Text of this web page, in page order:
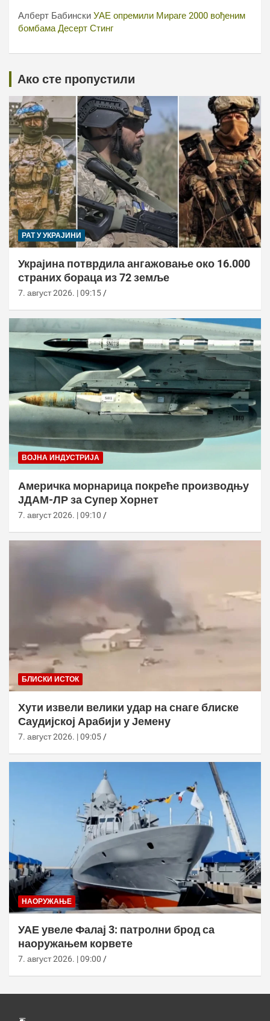
Алберт Бабински УАЕ опремили Мираге 2000 вођеним
бомбама Десерт Стинг
Ако сте пропустили
РАТ У УКРАЈИНИ
Украјина потврдила ангажовање око 16.000
страних бораца из 72 земље
7. август 2026. | 09:15
ВОЈНА ИНДУСТРИЈА
Америчка морнарица покреће производњу
ЈДАМ-ЛР за Супер Хорнет
7. август 2026. | 09:10
БЛИСКИ ИСТОК
Хути извели велики удар на снаге блиске
Саудијској Арабији у Јемену
7. август 2026. | 09:05
НАОРУЖАЊЕ
УАЕ увеле Фалај 3: патролни брод са
наоружањем корвете
7. август 2026. | 09:00